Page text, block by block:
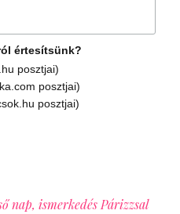
értesítsünk?
posztjai)
posztjai)
posztjai)
nap, ismerkedés Párizzsal